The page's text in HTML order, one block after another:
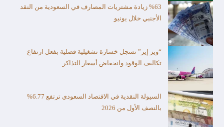
%63 زيادة مشتريات المصارف في السعودية من النقد
الأجنبي خلال يونيو
“ويز إير” تسجل خسارة تشغيلية فصلية بفعل ارتفاع
تكاليف الوقود وانخفاض أسعار التذاكر
السيولة النقدية في الاقتصاد السعودي ترتفع 6.77%
بالنصف الأول من 2026